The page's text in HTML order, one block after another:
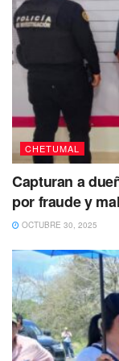
CHETUMAL
Capturan a
por fraude y
OCTUBRE 30, 2025